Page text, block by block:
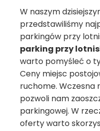
W naszym
przedstawiliśmy
parkingów przy
parking przy
warto pomyśleć o
Ceny miejsc
ruchome. Wczesna
pozwoli nam
parkingowej. W
oferty warto